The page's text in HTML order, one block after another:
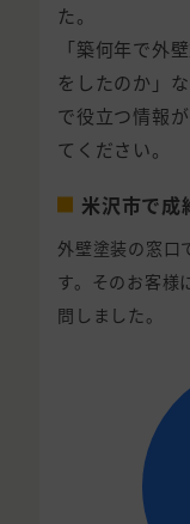
た。
「築何年で外
をしたのか」
で役立つ情報
てください。
米沢市で成
外壁塗装の窓口
す。そのお客様
問しました。